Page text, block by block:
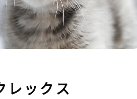
レックス